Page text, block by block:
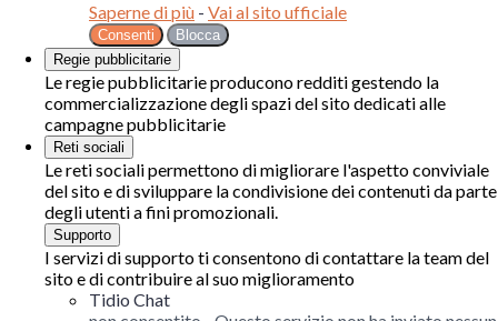
Saperne di più - Vai al sito ufficiale
Consenti
Blocca
Regie pubblicitarie
Le regie pubblicitarie producono redditi gestendo la
commercializzazione degli spazi del sito dedicati alle
campagne pubblicitarie
Reti sociali
Le reti sociali permettono di migliorare l'aspetto conviviale
del sito e di sviluppare la condivisione dei contenuti da parte
degli utenti a fini promozionali.
Supporto
I servizi di supporto ti consentono di contattare la team del
sito e di contribuire al suo miglioramento
Tidio Chat